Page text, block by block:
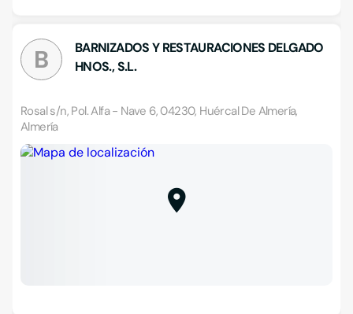
B
BARNIZADOS Y RESTAURACIONES DELGADO
HNOS., S.L.
Rosal s/n, Pol. Alfa - Nave 6, 04230, Huércal De Almería,
Almería